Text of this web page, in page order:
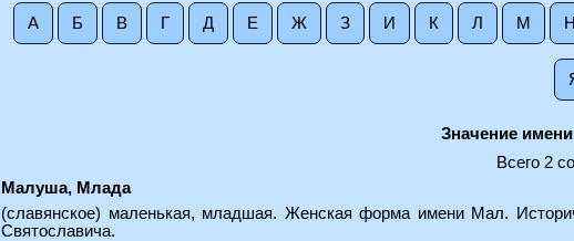
А Б В Г Д Е Ж З И К Л М Н
Значение
Всего 2
Малуша, Млада
(славянское) маленькая, младшая. Женская форма имени Мал.
Святославича.